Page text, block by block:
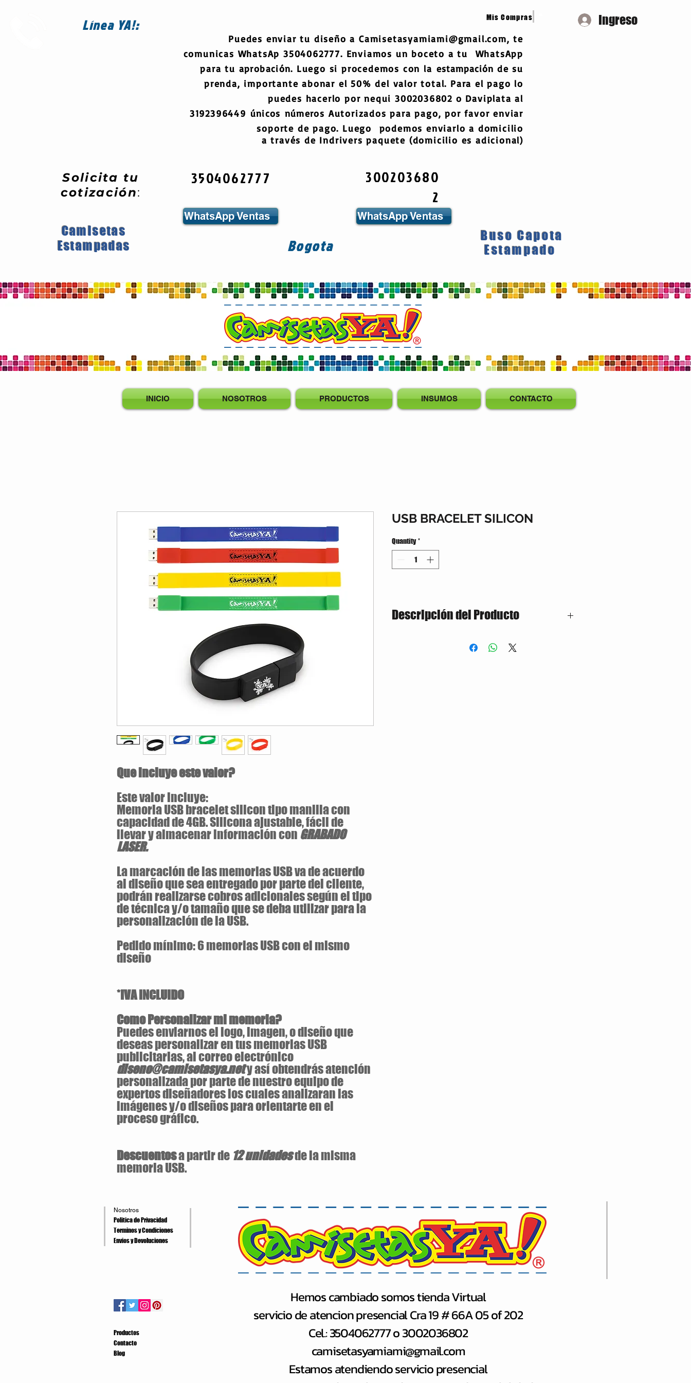
LíneaYA!:
Solicita tu
cotización:
Camisetas
Estampadas
Mis Compras Ingreso
Puedes enviar tu diseño a Camisetasyamiami@gmail.com, te
comunicas WhatsAp 3504062777. Enviamos un boceto a tu WhatsApp
para tu aprobación. Luego si procedemos con la estampación de su
prenda, importante abonar el 50% del valor total. Para el pago lo
puedes hacerlo por nequi 3002036802 o Daviplata al
3192396449 únicos números Autorizados para pago, por favor enviar
soporte de pago. Luego podemos enviarlo a domicilio
a través de Indrivers paquete (domicilio es adicional)
3504062777
WhatsApp Ventas
Bogota
300203680
2
WhatsApp Ventas
Buso Capota
Estampado
INICIO NOSOTROS PRODUCTOS INSUMOS CONTACTO
Que incluye este valor?
Este valor incluye:
Memoria USB bracelet silicon tipo manilla con
capacidad de 4GB. Silicona ajustable, fácil de
llevar y almacenar información con GRABADO
LASER.
La marcación de las memorias USB va de acuerdo
al diseño que sea entregado por parte del cliente,
podrán realizarse cobros adicionales según el tipo
de técnica y/o tamaño que se deba utilizar para la
personalización de la USB.
Pedido mínimo: 6 memorias USB con el mismo
diseño
*IVA INCLUIDO
Como Personalizar mi memoria?
Puedes enviarnos el logo, imagen, o diseño que
deseas personalizar en tus memorias USB
publicitarias, al correo electrónico
diseno@camisetasya.nety así obtendrás atención
personalizada por parte de nuestro equipo de
expertos diseñadores los cuales analizaran las
imágenes y/o diseños para orientarte en el
proceso gráfico.
Descuentosa partir de 12 unidadesde la misma
memoria USB.
USB BRACELET SILICON
Quantity *
Descripción del Producto
4GB. Silicona ajustable, fácil de llevar y almacenar
Nosotros
Politica de Privacidad
Terminos y Condiciones
Envios y Devoluciones
Productos
Contacto
Blog
Hemos cambiado somos tienda Virtual
servicio de atencion presencial Cra 19 # 66A 05 of 202
Cel.: 3504062777 o 3002036802
camisetasyamiami@gmail.com
Estamos atendiendo servicio presencial